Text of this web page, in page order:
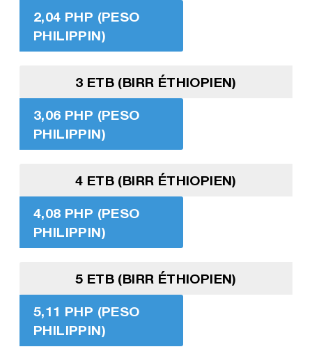
2,04 PHP (PESO
PHILIPPIN)
3 ETB (BIRR ÉTHIOPIEN)
3,06 PHP (PESO
PHILIPPIN)
4 ETB (BIRR ÉTHIOPIEN)
4,08 PHP (PESO
PHILIPPIN)
5 ETB (BIRR ÉTHIOPIEN)
5,11 PHP (PESO
PHILIPPIN)